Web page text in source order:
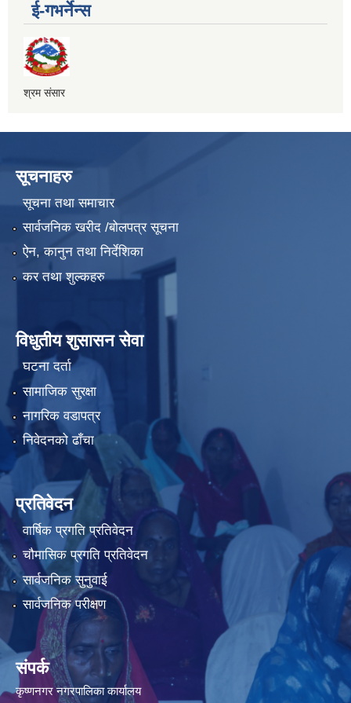
ई-गभर्नेन्स
श्रम संसार
सूचनाहरु
सूचना तथा समाचार
सार्वजनिक खरीद /बोलपत्र सूचना
ऐन, कानुन तथा निर्देशिका
कर तथा शुल्कहरु
विधुतीय शुसासन सेवा
घटना दर्ता
सामाजिक सुरक्षा
नागरिक वडापत्र
निवेदनको ढाँचा
प्रतिवेदन
वार्षिक प्रगति प्रतिवेदन
चौमासिक प्रगति प्रतिवेदन
सार्वजनिक सुनुवाई
सार्वजनिक परीक्षण
संपर्क
कृष्णनगर नगरपालिका कार्यालय